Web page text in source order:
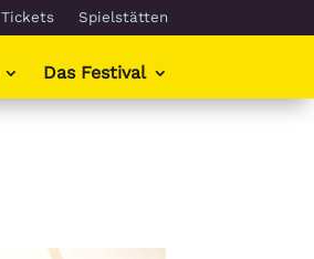
Tickets Spielstätten
Das Festival